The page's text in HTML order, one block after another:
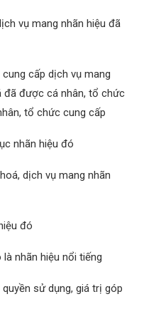
vụ mang nhãn hiệu đã
cấp dịch vụ mang
đã được cá nhân, tổ chức
tổ chức cung cấp
nhãn hiệu đó
dịch vụ mang nhãn
đó
nhãn hiệu nổi tiếng
sử dụng, giá trị góp